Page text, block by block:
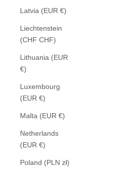
Latvia (EUR €)
Liechtenstein
(CHF CHF)
Lithuania (EUR
€)
Luxembourg
(EUR €)
Malta (EUR €)
Netherlands
(EUR €)
Poland (PLN zł)